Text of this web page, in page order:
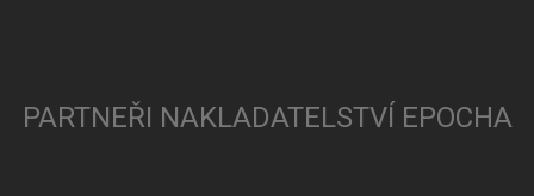
PARTNEŘI NAKLADATELSTVÍ EPOCHA